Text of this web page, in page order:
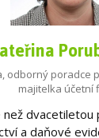
odborný poradce
majitelka účetní
než dvacetiletou
a daňové